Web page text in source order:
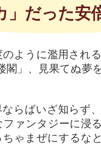
」だった安
ように濫用され
閣」、見果てぬ夢
らばいざ知らず
ァンタジーに浸
ゃまぜにするな